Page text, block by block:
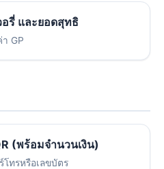
อรี่ และยอดสุทธิ
GP
(พร้อมจำนวนเงิน)
โทรหรือเลขบัตร